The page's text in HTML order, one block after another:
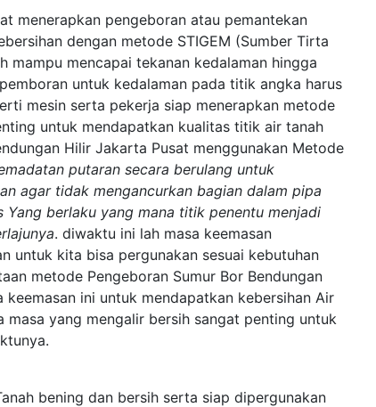
menerapkan pengeboran atau pemantekan
dengan metode STIGEM (Sumber Tirta
mampu mencapai tekanan kedalaman hingga
untuk kedalaman pada titik angka harus
mesin serta pekerja siap menerapkan metode
untuk mendapatkan kualitas titik air tanah
Hilir Jakarta Pusat menggunakan Metode
putaran secara berulang untuk
agar tidak mengancurkan bagian dalam pipa
Yang berlaku yang mana titik penentu menjadi
. diwaktu ini lah masa keemasan
untuk kita bisa pergunakan sesuai kebutuhan
metode Pengeboran Sumur Bor Bendungan
ini untuk mendapatkan kebersihan Air
yang mengalir bersih sangat penting untuk
bening dan bersih serta siap dipergunakan